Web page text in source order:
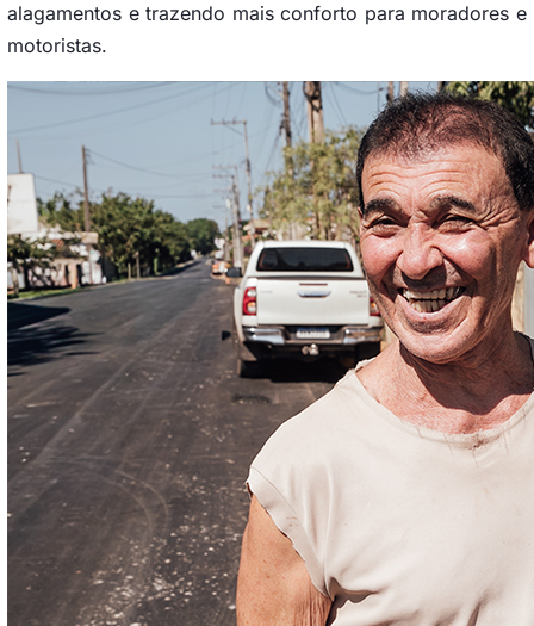
alagamentos e trazendo mais conforto para moradores e
motoristas.